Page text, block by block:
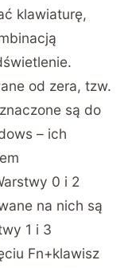
klawiaturę,
od zera, tzw.
są do
– ich
0 i 2
na nich są
1 i 3
Fn+klawisz